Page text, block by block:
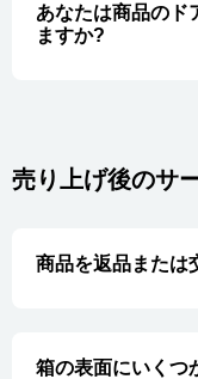
あなたは商品のド
ますか?
売り上げ後のサ
商品を返品または
箱の表面にいくつ